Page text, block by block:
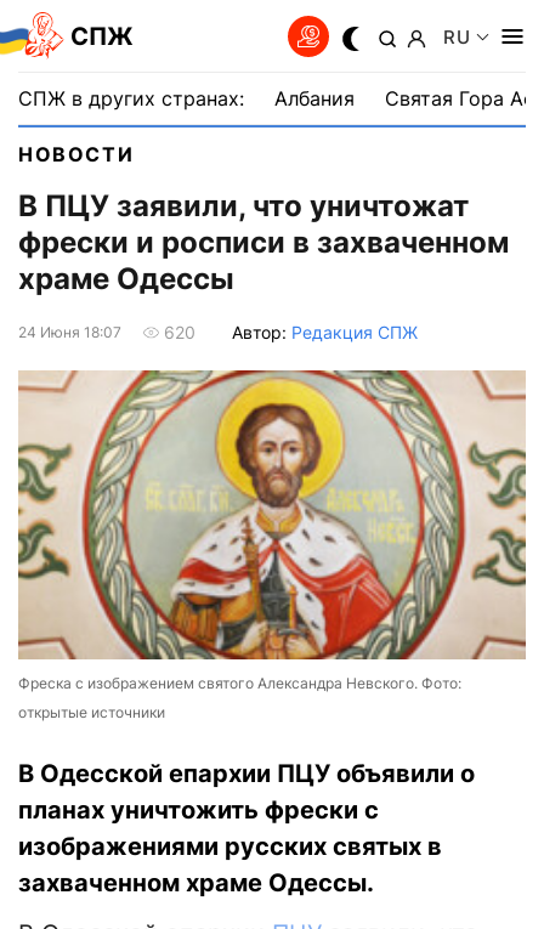
СПЖ RU
СПЖ в других странах: Албания Святая Гора
НОВОСТИ
В ПЦУ заявили, что уничтожат
фрески и росписи в захваченном
храме Одессы
24 Июня 18:07 620 Автор: Редакция СПЖ
Фреска с изображением святого Александра Невского. Фото:
открытые источники
В Одесской епархии ПЦУ объявили о
планах уничтожить фрески с
изображениями русских святых в
захваченном храме Одессы.